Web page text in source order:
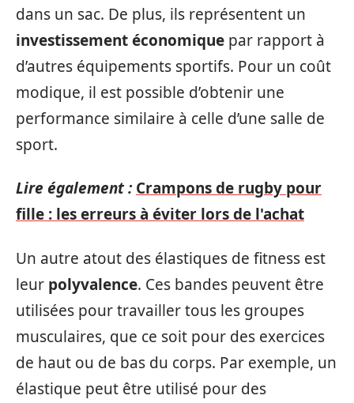
dans un sac. De plus, ils représentent un
investissement économique par rapport à
d’autres équipements sportifs. Pour un coût
modique, il est possible d’obtenir une
performance similaire à celle d’une salle de
sport.
Lire également : Crampons de rugby pour
fille : les erreurs à éviter lors de l'achat
Un autre atout des élastiques de fitness est
leur polyvalence. Ces bandes peuvent être
utilisées pour travailler tous les groupes
musculaires, que ce soit pour des exercices
de haut ou de bas du corps. Par exemple, un
élastique peut être utilisé pour des